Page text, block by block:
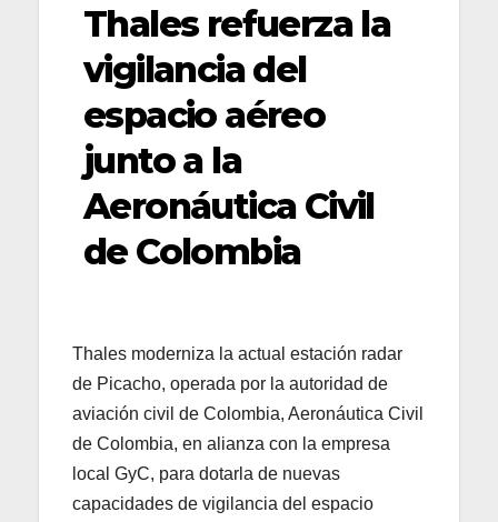
Thales refuerza la
vigilancia del
espacio aéreo
junto a la
Aeronáutica Civil
de Colombia
Thales moderniza la actual estación radar
de Picacho, operada por la autoridad de
aviación civil de Colombia, Aeronáutica Civil
de Colombia, en alianza con la empresa
local GyC, para dotarla de nuevas
capacidades de vigilancia del espacio